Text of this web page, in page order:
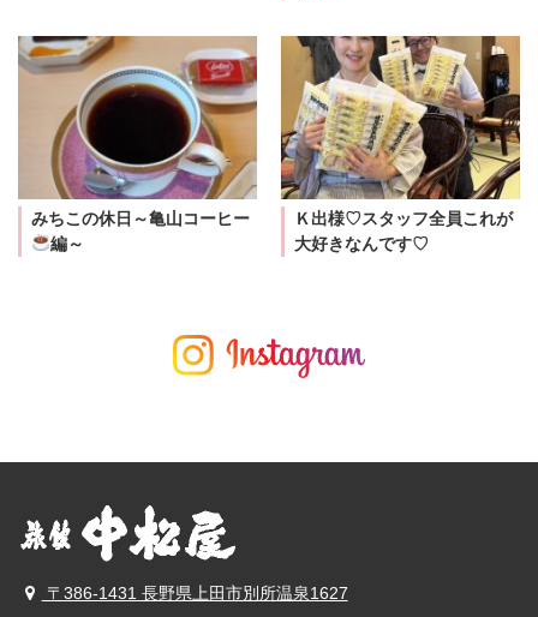
みちこの休日～亀山コーヒー
編～
Ｋ出様♡スタッフ全員これが
大好きなんです♡
〒386-1431 長野県上田市別所温泉1627